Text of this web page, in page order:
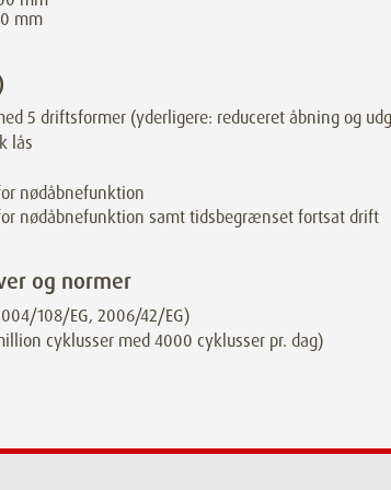
mm
5 driftsformer (yderligere: reduceret åbning og
lås
nødåbnefunktion
nødåbnefunktion samt tidsbegrænset fortsat drift
og normer
108/EG, 2006/42/EG)
cyklusser med 4000 cyklusser pr. dag)